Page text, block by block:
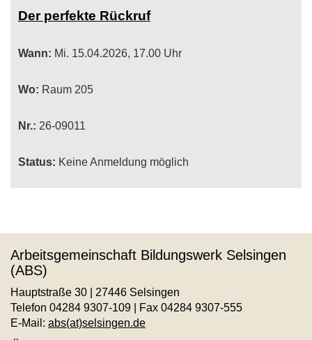
Der perfekte Rückruf
Wann: Mi. 15.04.2026, 17.00 Uhr
Wo: Raum 205
Nr.: 26-09011
Status: Keine Anmeldung möglich
Arbeitsgemeinschaft Bildungswerk Selsingen
(ABS)
Hauptstraße 30 | 27446 Selsingen
Telefon 04284 9307-109 | Fax 04284 9307-555
E-Mail: abs(at)selsingen.de